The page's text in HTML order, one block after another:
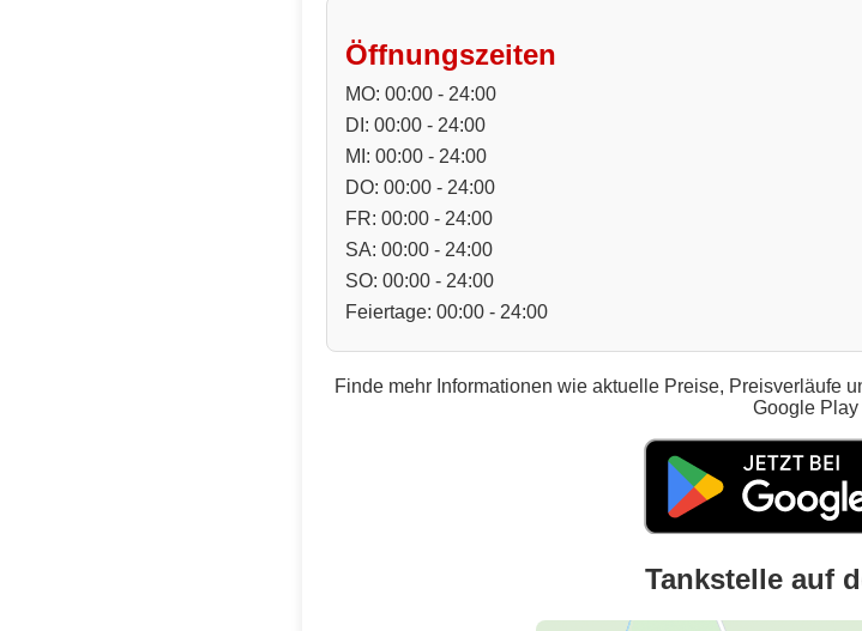
Öffnungszeiten
MO: 00:00 - 24:00
DI: 00:00 - 24:00
MI: 00:00 - 24:00
DO: 00:00 - 24:00
FR: 00:00 - 24:00
SA: 00:00 - 24:00
SO: 00:00 - 24:00
Feiertage: 00:00 - 24:00
Finde mehr Informationen wie aktuelle Preise, Preisverläufe
Google Play
Tankstelle auf